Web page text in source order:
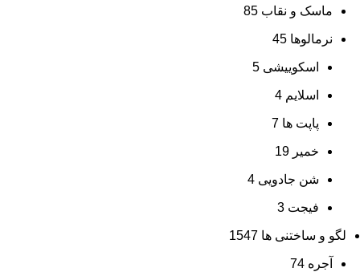
ماسک و نقاب 85
نرمالوها 45
اسکوییشی 5
اسلایم 4
پاپت ها 7
خمیر 19
شن جادویی 4
فیجت 3
لگو و ساختنی ها 1547
آجره 74